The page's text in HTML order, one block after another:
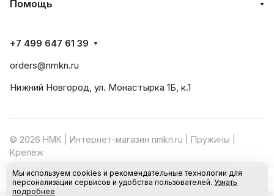
В корзину
Помощь
+7 499 647 61 39
orders@nmkn.ru
Нижний Новгород, ул. Монастырка 1Б, к.1
© 2026 НМК | Интернет-магазин nmkn.ru | Пружины |
Крепеж
Конфиденциальность Оферта
Мы используем cookies и рекомендательные технологии для
персонализации сервисов и удобства пользователей. Узнать
подробнее